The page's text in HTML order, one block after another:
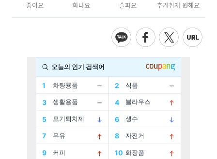
좋아요 화나요 슬퍼요 추가취재 원해요